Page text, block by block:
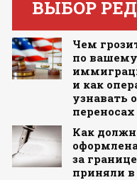
ВЫБОР
Чем
по вашему
и как
узнавать
Как
за
приняли в